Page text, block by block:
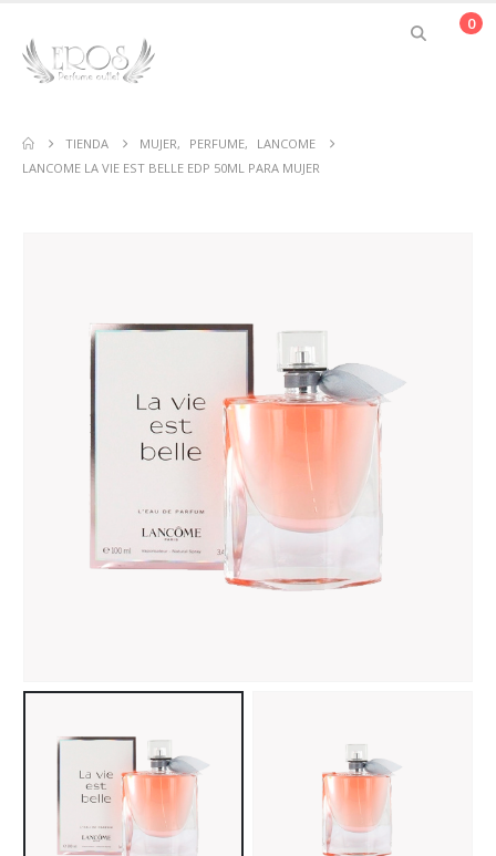
0
TIENDA MUJER, PERFUME,
LANCOME
LANCOME LA VIE EST BELLE EDP 50ML PARA MUJER